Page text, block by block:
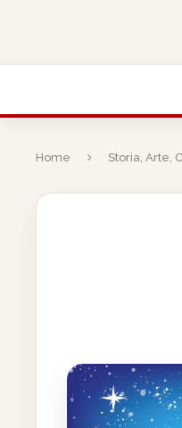
Home Storia, Arte,